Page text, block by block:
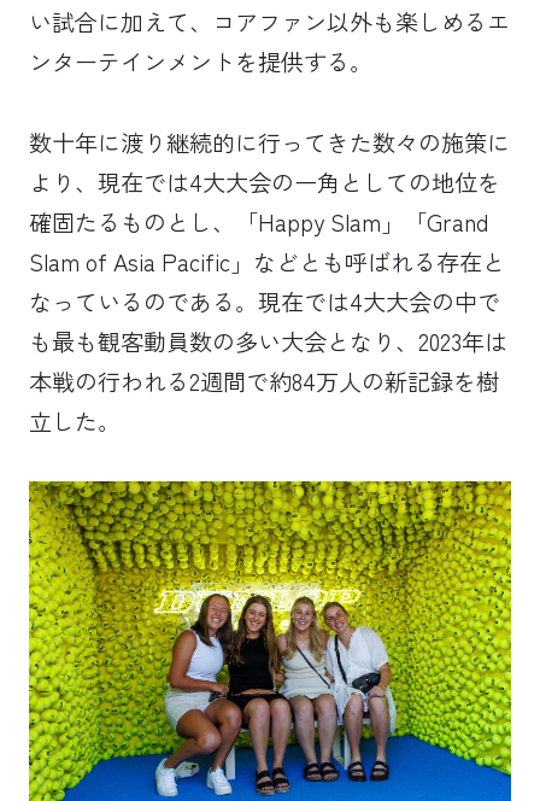
い試合に加えて、コアファン以外も楽しめるエ
ンターテインメントを提供する。
数十年に渡り継続的に行ってきた数々の施策に
より、現在では4大大会の一角としての地位を
確固たるものとし、「Happy Slam」「Grand
Slam of Asia Pacific」などとも呼ばれる存在と
なっているのである。現在では4大大会の中で
も最も観客動員数の多い大会となり、2023年は
本戦の行われる2週間で約84万人の新記録を樹
立した。